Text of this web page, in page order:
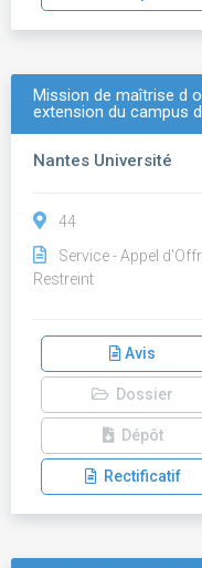
Mission de maîtrise d
extension du campus
Nantes Université
44
Service - Appel
Restreint
Avis
Dossier
Dépôt
Rectificatif